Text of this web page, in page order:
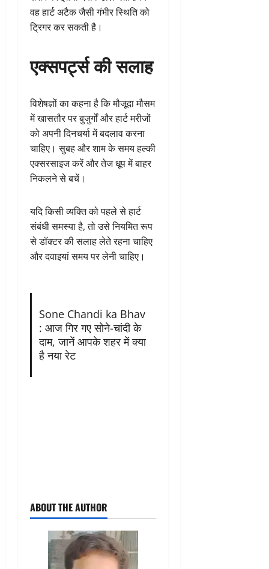
वह हार्ट अटैक जैसी गंभीर स्थिति को
ट्रिगर कर सकती है।
एक्सपर्ट्स की सलाह
विशेषज्ञों का कहना है कि मौजूदा मौसम
में खासतौर पर बुजुर्गों और हार्ट मरीजों
को अपनी दिनचर्या में बदलाव करना
चाहिए। सुबह और शाम के समय हल्की
एक्सरसाइज करें और तेज धूप में बाहर
निकलने से बचें।
यदि किसी व्यक्ति को पहले से हार्ट
संबंधी समस्या है, तो उसे नियमित रूप
से डॉक्टर की सलाह लेते रहना चाहिए
और दवाइयां समय पर लेनी चाहिए।
Sone Chandi ka Bhav
: आज गिर गए सोने-चांदी के
दाम, जानें आपके शहर में क्या
है नया रेट
ABOUT THE AUTHOR